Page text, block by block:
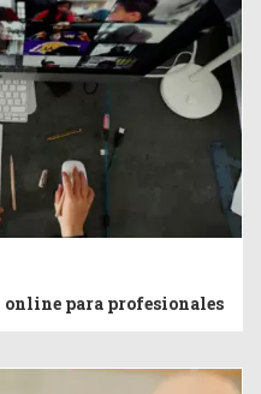
online para profesionales